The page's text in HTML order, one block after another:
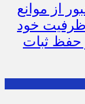
از موانع
ظرفیت خود
حفظ ثبات